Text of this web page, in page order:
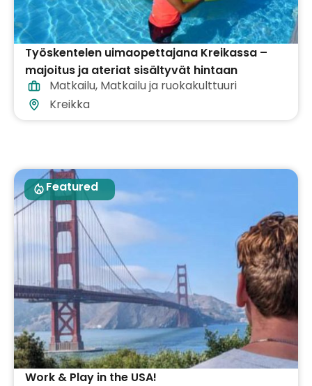
Työskentelen uimaopettajana Kreikassa –
majoitus ja ateriat sisältyvät hintaan
Matkailu, Matkailu ja ruokakulttuuri
Kreikka
Featured
Work & Play in the USA!